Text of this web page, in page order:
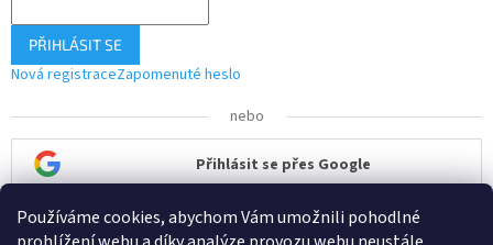
Používáme cookies, abychom Vám umožnili pohodlné
PŘIHLÁSIT SE
Nová registraceZapomenuté heslo
nebo
Přihlásit se přes Google
Přihlásit se přes Seznam